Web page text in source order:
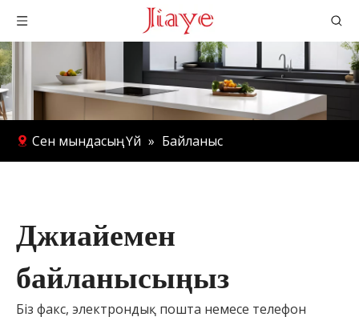
Сен мындасың: Үй » Байланыс
Джиайемен
байланысыңыз
Біз факс, электрондық пошта немесе телефон